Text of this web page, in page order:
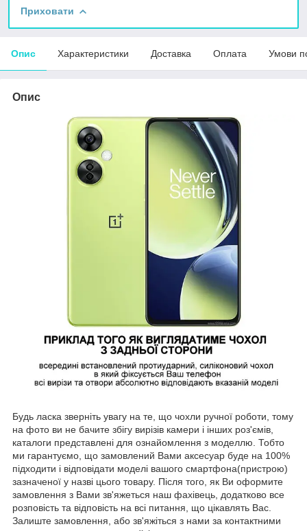
Приховати
Опис Характеристики Доставка Оплата Умови
Опис
Будь ласка зверніть увагу на те, що чохли ручної роботи, тому
на фото ви не бачите збігу вирізів камери і інших роз'ємів,
каталоги представлені для ознайомлення з моделлю. Тобто
ми гарантуємо, що замовлений Вами аксесуар буде на 100%
підходити і відповідати моделі вашого смартфона(пристрою)
зазначеної у назві цього товару. Після того, як Ви оформите
замовлення з Вами зв'яжеться наш фахівець, додатково все
розповість та відповість на всі питання, що цікавлять Вас.
Залиште замовлення, або зв'яжіться з нами за контактними